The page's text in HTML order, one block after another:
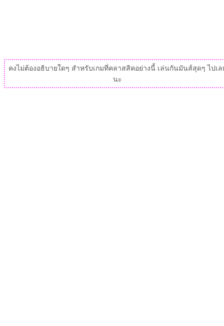
คงไม่ต้องอธิบายใดๆ สำหรับเกมที่คลาสสิคอย่างนี้ เล่นกันมันส์สุดๆ ไปเล
นะ